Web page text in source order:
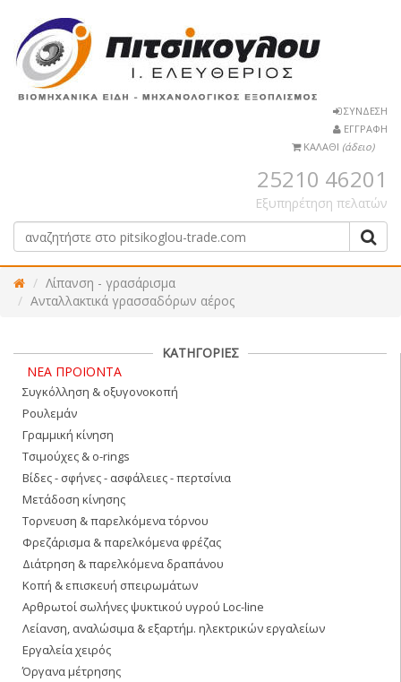
ΣΥΝΔΕΣΗ
ΕΓΓΡΑΦΗ
ΚΑΛΑΘΙ (άδειο)
25210 46201
Εξυπηρέτηση πελατών
Λίπανση - γρασάρισμα
Ανταλλακτικά γρασσαδόρων αέρος
ΚΑΤΗΓΟΡΙΕΣ
ΝΕΑ ΠΡΟΪΟΝΤΑ
Συγκόλληση & οξυγονοκοπή
Ρουλεμάν
Γραμμική κίνηση
Τσιμούχες & o-rings
Βίδες - σφήνες - ασφάλειες - περτσίνια
Μετάδοση κίνησης
Τορνευση & παρελκόμενα τόρνου
Φρεζάρισμα & παρελκόμενα φρέζας
Διάτρηση & παρελκόμενα δραπάνου
Κοπή & επισκευή σπειρωμάτων
Αρθρωτοί σωλήνες ψυκτικού υγρού Loc-line
Λείανση, αναλώσιμα & εξαρτήμ. ηλεκτρικών εργαλείων
Εργαλεία χειρός
Όργανα μέτρησης